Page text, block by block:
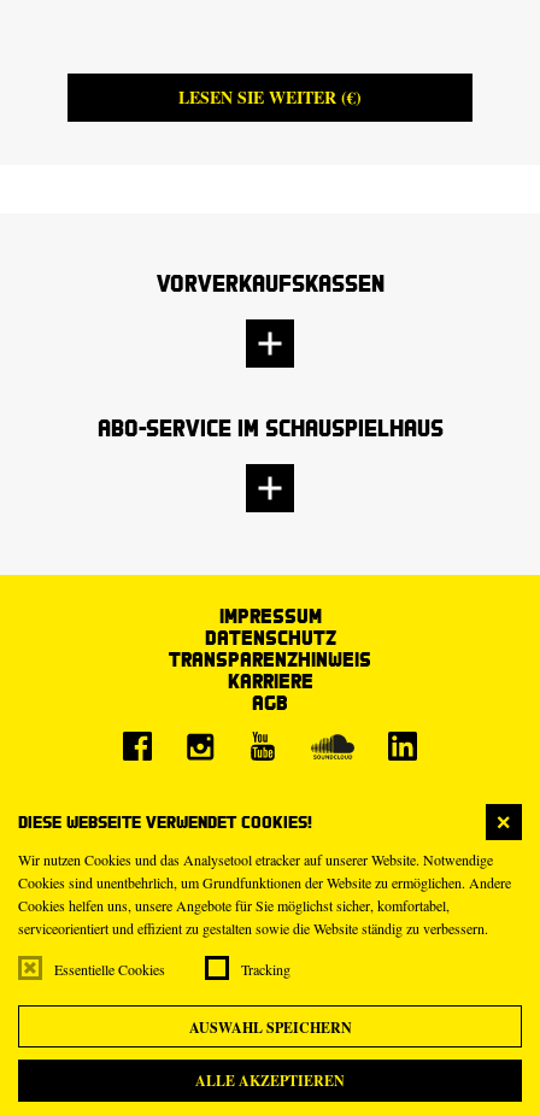
Diese Webseite verwendet Cookies!
Wir nutzen Cookies und das Analysetool etracker auf unserer Website. Notwendige
Cookies sind unentbehrlich, um Grundfunktionen der Website zu ermöglichen. Andere
Cookies helfen uns, unsere Angebote für Sie möglichst sicher, komfortabel,
serviceorientiert und effizient zu gestalten sowie die Website ständig zu verbessern.
Essentielle Cookies Tracking
AUSWAHL SPEICHERN
ALLE AKZEPTIEREN
LESEN SIE WEITER (€)
Vorverkaufskassen
Abo-Service im Schauspielhaus
Impressum
Datenschutz
Transparenzhinweis
Karriere
AGB